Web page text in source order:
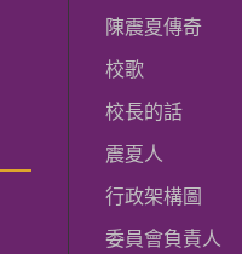
陳震夏傳奇
校歌
校長的話
震夏人
行政架構圖
委員會負責人